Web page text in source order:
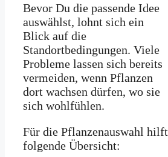
Bevor Du die passende Idee
auswählst, lohnt sich ein
Blick auf die
Standortbedingungen. Viele
Probleme lassen sich bereits
vermeiden, wenn Pflanzen
dort wachsen dürfen, wo sie
sich wohlfühlen.
Für die Pflanzenauswahl hilft
folgende Übersicht: